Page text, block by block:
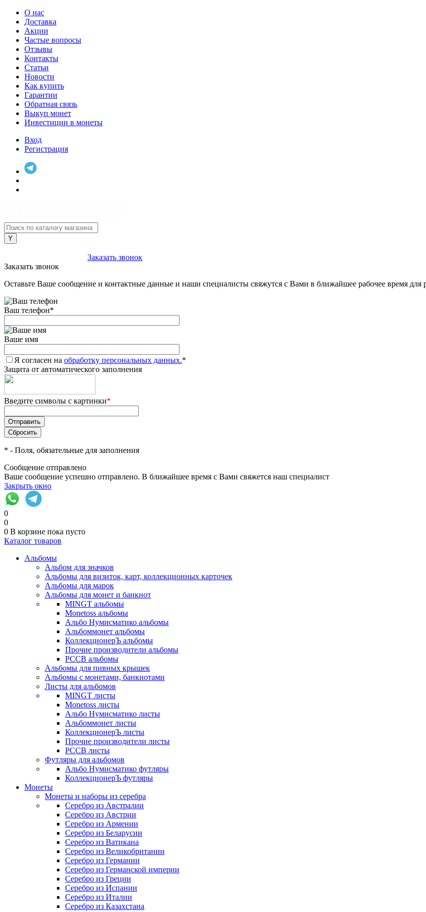
О нас
Доставка
Акции
Частые вопросы
Отзывы
Контакты
Статьи
Новости
Как купить
Гарантии
Обратная связь
Выкуп монет
Инвестиции в монеты
Вход
Регистрация
Заказать звонок
Заказать звонок
Оставьте Ваше сообщение и контактные данные и наши специалисты свяжутся с Вами в ближайшее рабочее время для
Ваш телефон*
Ваше имя
Я согласен на обработку персональных данных.*
Защита от автоматического заполнения
Введите символы с картинки*
* - Поля, обязательные для заполнения
Сообщение отправлено
Ваше сообщение успешно отправлено. В ближайшее время с Вами свяжется наш специалист
Закрыть окно
0
0
0 В корзине пока пусто
Каталог товаров
Альбомы
Альбом для значков
Альбомы для визиток, карт, коллекционных карточек
Альбомы для марок
Альбомы для монет и банкнот
MINGT альбомы
Monetoss альбомы
Альбо Нумисматико альбомы
Альбоммонет альбомы
КоллекционерЪ альбомы
Прочие производители альбомы
РССВ альбомы
Альбомы для пивных крышек
Альбомы с монетами, банкнотами
Листы для альбомов
MINGT листы
Monetoss листы
Альбо Нумисматико листы
Альбоммонет листы
КоллекционерЪ листы
Прочие производители листы
РССВ листы
Футляры для альбомов
Альбо Нумисматико футляры
КоллекционерЪ футляры
Монеты
Монеты и наборы из серебра
Серебро из Австралии
Серебро из Австрии
Серебро из Армении
Серебро из Беларусии
Серебро из Ватикана
Серебро из Великобритании
Серебро из Германии
Серебро из Германской империи
Серебро из Греции
Серебро из Испании
Серебро из Италии
Серебро из Казахстана